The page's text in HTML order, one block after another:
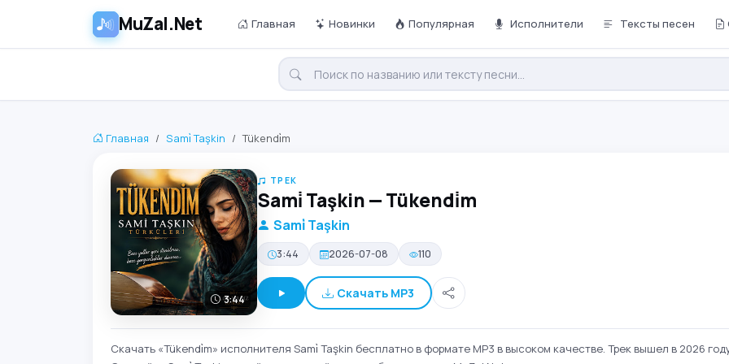
MuZal.Net Главная Новинки Популярная Исполнители Тексты песен
Главная Sami̇ Taşkin Tükendi̇m
3:44
ТРЕК
Sami̇ Taşkin — Tükendi̇m
Sami̇ Taşkin
3:44 2026-07-08 110
Скачать MP3
Скачать «Tükendi̇m» исполнителя Sami̇ Taşkin бесплатно в формате MP3 в высоком качестве. Трек вышел в 2026